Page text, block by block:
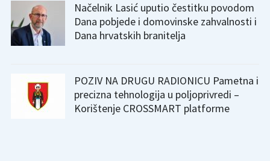
Načelnik Lasić uputio čestitku povodom
Dana pobjede i domovinske zahvalnosti i
Dana hrvatskih branitelja
POZIV NA DRUGU RADIONICU Pametna i
precizna tehnologija u poljoprivredi –
Korištenje CROSSMART platforme